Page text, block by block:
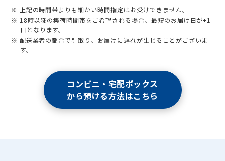
※ 上記の時間帯よりも細かい時間指定はお受けできません。
※ 18時以降の集荷時間帯をご希望される場合、最短のお届け日が+1
日となります。
※ 配送業者の都合で引取り、お届けに遅れが生じることがございま
す。
コンビニ・宅配ボックス
から預ける方法はこちら